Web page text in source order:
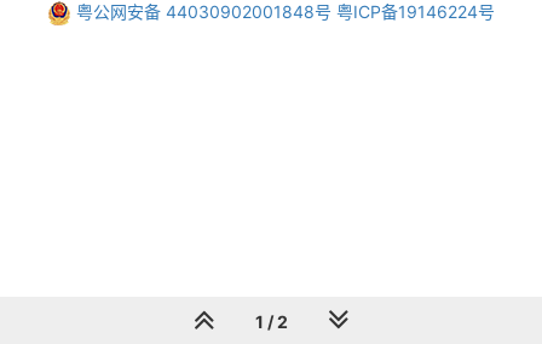
1 / 2
粤公网安备 44030902001848号 粤ICP备19146224号